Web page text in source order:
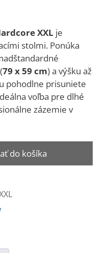
XXL je
stolmi. Ponúka
79 x 59 cm) a výšku až
pohodlne prisuniete
voľba pre dlhé
zázemie v
do košíka